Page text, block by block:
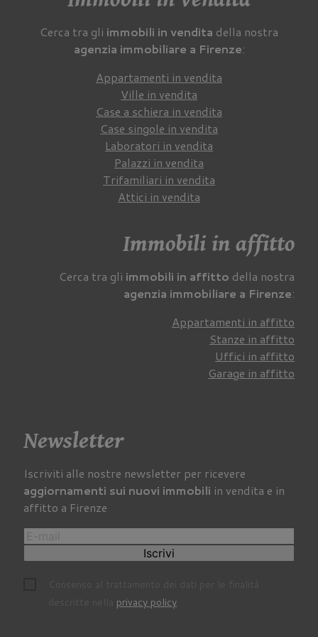
Cerca tra gli immobili in vendita della nostra
agenzia immobiliare a Firenze:
Appartamenti in vendita
Ville in vendita
Case a schiera in vendita
Case singole in vendita
Laboratori in vendita
Palazzi in vendita
Trifamiliari in vendita
Attici in vendita
Immobili in affitto
Cerca tra gli immobili in affitto della nostra
agenzia immobiliare a Firenze:
Appartamenti in affitto
Stanze in affitto
Uffici in affitto
Garage in affitto
Newsletter
Iscriviti alle nostre newsletter per ricevere
aggiornamenti sui nuovi immobili in vendita e in
affitto a Firenze
Iscrivi
privacy policy.